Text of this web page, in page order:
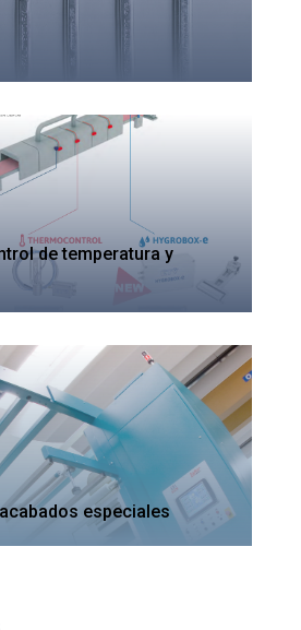
de temperatura y
especiales